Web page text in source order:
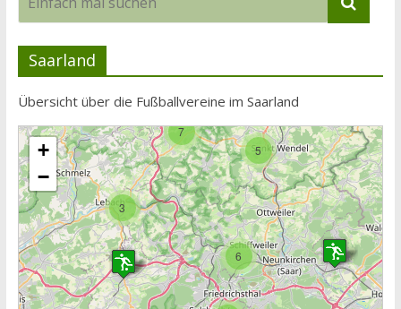
Saarland
Übersicht über die Fußballvereine im Saarland
7
3
5
6
+
−